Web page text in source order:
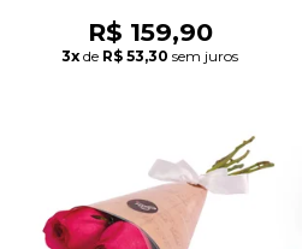
R$ 159,90
3x de R$ 53,30 sem juros